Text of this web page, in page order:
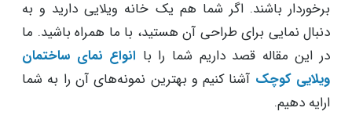
برخوردار باشند. اگر شما هم یک خانه ویلایی دارید و به
دنبال نمایی برای طراحی آن هستید، با ما همراه باشید. ما
در این مقاله قصد داریم شما را باانواع نمای ساختمان
ویلایی کوچکآشنا کنیم و بهترین نمونه‌های آن را به شما
ارایه دهیم.